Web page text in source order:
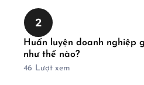
2
Huấn luyện doanh nghiệp
như thế nào?
46 Lượt xem